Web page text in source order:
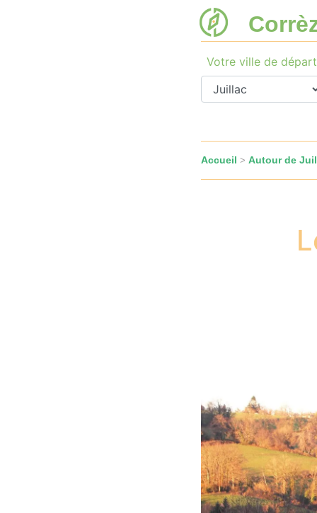
Votre ville de départ
Accueil > Autour de